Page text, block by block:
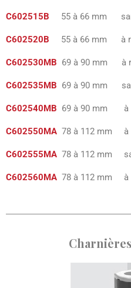
C602515B 55 à 66 mm
C602520B 55 à 66 mm à
C602530MB 69 à 90
C602535MB 69 à 90
C602540MB 69 à 90 mm à
C602550MA 78 à 112 mm à
C602555MA 78 à 112 mm
C602560MA 78 à 112 mm à